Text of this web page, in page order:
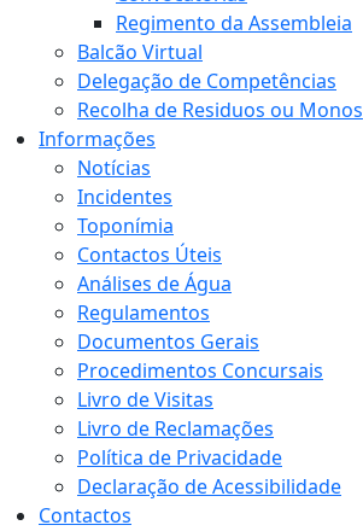
Regimento da Assembleia
Balcão Virtual
Delegação de Competências
Recolha de Residuos ou Monos
Informações
Notícias
Incidentes
Toponímia
Contactos Úteis
Análises de Água
Regulamentos
Documentos Gerais
Procedimentos Concursais
Livro de Visitas
Livro de Reclamações
Política de Privacidade
Declaração de Acessibilidade
Contactos